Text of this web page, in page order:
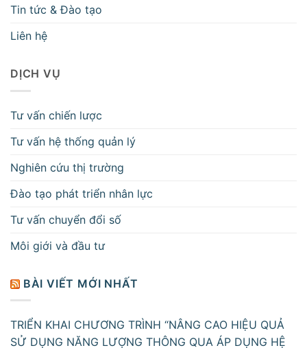
Tin tức & Đào tạo
Liên hệ
DỊCH VỤ
Tư vấn chiến lược
Tư vấn hệ thống quản lý
Nghiên cứu thị trường
Đào tạo phát triển nhân lực
Tư vấn chuyển đổi số
Môi giới và đầu tư
BÀI VIẾT MỚI NHẤT
TRIỂN KHAI CHƯƠNG TRÌNH “NÂNG CAO HIỆU QUẢ
SỬ DỤNG NĂNG LƯỢNG THÔNG QUA ÁP DỤNG HỆ